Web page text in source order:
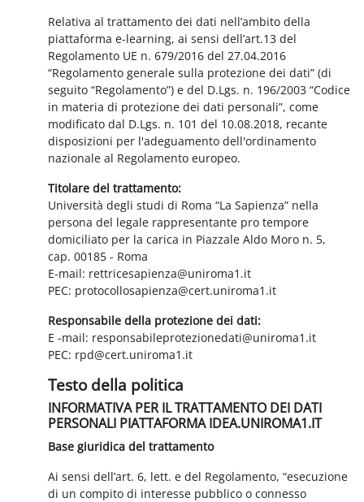
Relativa al trattamento dei dati nell’ambito della
piattaforma e-learning, ai sensi dell’art.13 del
Regolamento UE n. 679/2016 del 27.04.2016
“Regolamento generale sulla protezione dei dati” (di
seguito “Regolamento”) e del D.Lgs. n. 196/2003 “Codice
in materia di protezione dei dati personali”, come
modificato dal D.Lgs. n. 101 del 10.08.2018, recante
disposizioni per l'adeguamento dell'ordinamento
nazionale al Regolamento europeo.
Titolare del trattamento:
Università degli studi di Roma “La Sapienza” nella
persona del legale rappresentante pro tempore
domiciliato per la carica in Piazzale Aldo Moro n. 5,
cap. 00185 - Roma
E-mail: rettricesapienza@uniroma1.it
PEC: protocollosapienza@cert.uniroma1.it
Responsabile della protezione dei dati:
E -mail: responsabileprotezionedati@uniroma1.it
PEC: rpd@cert.uniroma1.it
Testo della politica
INFORMATIVA PER IL TRATTAMENTO DEI DATI
PERSONALI PIATTAFORMA IDEA.UNIROMA1.IT
Base giuridica del trattamento
Ai sensi dell’art. 6, lett. e del Regolamento, “esecuzione
di un compito di interesse pubblico o connesso